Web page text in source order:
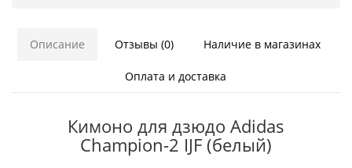
Описание Отзывы (0) Наличие в магазинах
Оплата и доставка
Кимоно для дзюдо Adidas
Champion-2 IJF (белый)